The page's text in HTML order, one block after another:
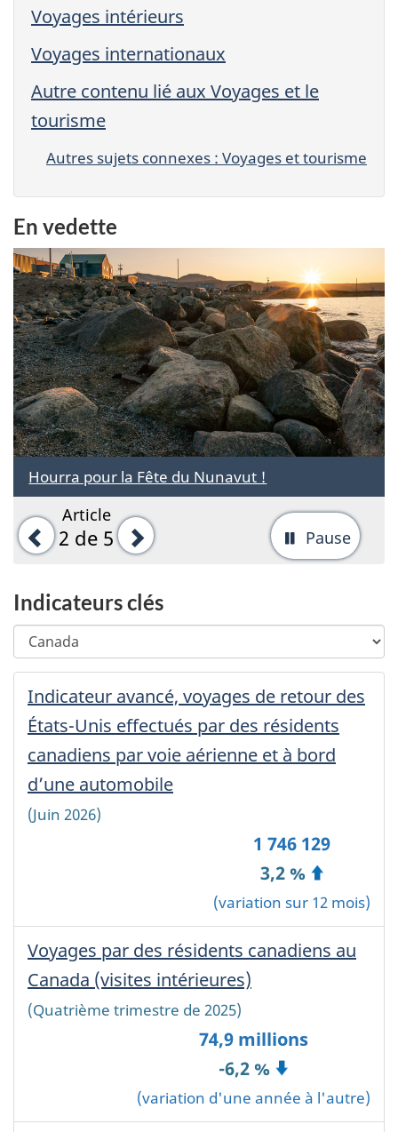
Voyages intérieurs
Voyages internationaux
Autre contenu lié aux Voyages et le
tourisme
Autres sujets connexes : Voyages et tourisme
En vedette
Précédent
Article
2 de 5 Suivant Pause
Hourra pour la Fête du Nunavut !
Indicateurs clés
Choisir
une
région
géographique
Changing
any
selection
will
automatically
update
the
page
content.
Région
géographique
choisie:
Indicateur avancé, voyages de retour des
États-Unis effectués par des résidents
canadiens par voie aérienne et à bord
d’une automobile
(Juin 2026)
1 746 129
3,2 %
(variation sur 12 mois)
Voyages par des résidents canadiens au
Canada (visites intérieures)
(Quatrième trimestre de 2025)
74,9 millions
-6,2 %
(variation d'une année à l'autre)